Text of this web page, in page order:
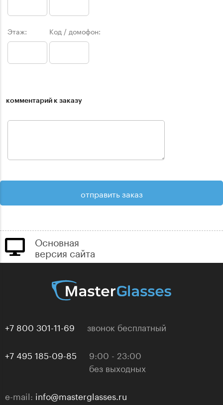
Этаж: Код / домофон:
комментарий к заказу
Основная
версия сайта
+7 800 301-11-69 звонок бесплатный
+7 495 185-09-85
9:00 - 23:00
без выходных
e-mail: info@masterglasses.ru